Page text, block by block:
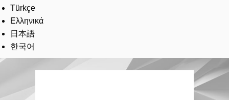
Türkçe
Ελληνικά
日本語
한국어